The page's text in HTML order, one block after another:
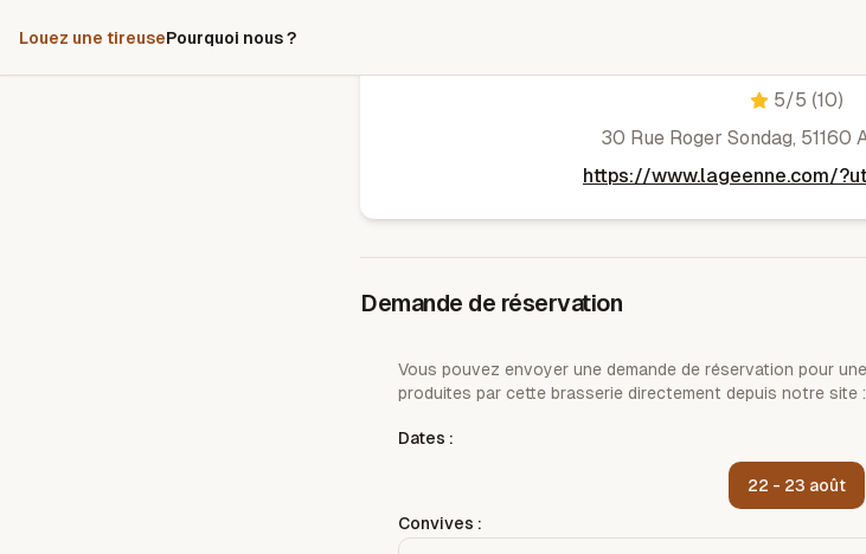
Louez une tireusePourquoi nous ?
5/5 (10)
30 Rue Roger Sondag, 51160
https://www.lageenne.com/
Demande de réservation
Vous pouvez envoyer une demande de réservation pour
produites par cette brasserie directement depuis notre site :
Dates :
22 - 23 août
Convives :